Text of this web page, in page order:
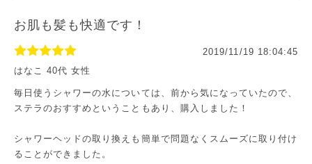
お肌も髪も快適です！
2019/11/19 18:04:45
はなこ 40代 女性
毎日使うシャワーの水については、前から気になっていたので、
ステラのおすすめということもあり、購入しました！
シャワーヘッドの取り換えも簡単で問題なくスムーズに取り付け
ることができました。